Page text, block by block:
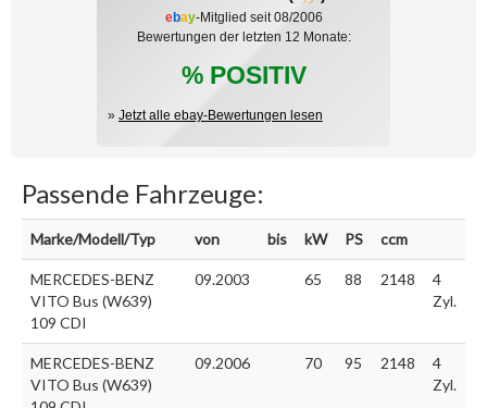
ebay-Mitglied seit 08/2006
Bewertungen der letzten 12 Monate:
% POSITIV
» Jetzt alle ebay-Bewertungen lesen
Passende Fahrzeuge:
Marke/Modell/Typ von bis kW PS ccm
MERCEDES-BENZ
VITO Bus (W639)
109 CDI
09.2003 65 88 2148
4
Zyl.
MERCEDES-BENZ
VITO Bus (W639)
09.2006 70 95 2148
4
Zyl.